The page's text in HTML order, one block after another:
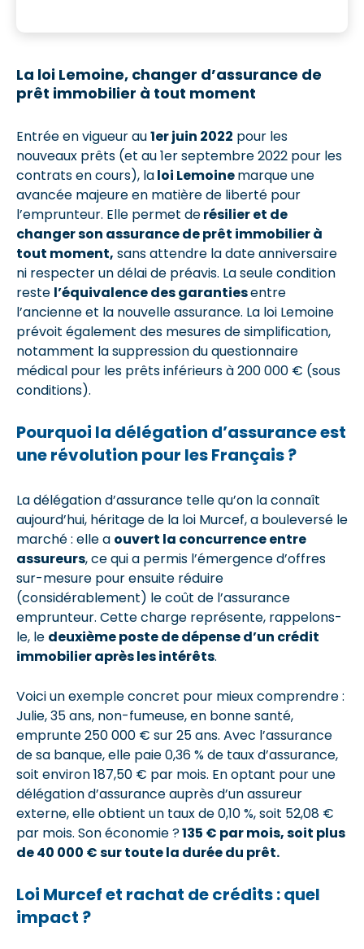
La loi Lemoine, changer d’assurance de
prêt immobilier à tout moment
Entrée en vigueur au1er juin 2022 pour les
nouveaux prêts (et au 1er septembre 2022 pour les
contrats en cours), laloi Lemoinemarque une
avancée majeure en matière de liberté pour
l’emprunteur. Elle permet derésilier et de
changer son assurance de prêt immobilier à
tout moment, sans attendre la date anniversaire
ni respecter un délai de préavis. La seule condition
reste l’équivalence des garantiesentre
l’ancienne et la nouvelle assurance. La loi Lemoine
prévoit également des mesures de simplification,
notamment la suppression du questionnaire
médical pour les prêts inférieurs à 200 000 € (sous
conditions).
Pourquoi la délégation d’assurance est
une révolution pour les Français ?
La délégation d’assurance telle qu’on la connaît
aujourd’hui, héritage de la loi Murcef, a bouleversé le
marché : elle a ouvert la concurrence entre
assureurs, ce qui a permis l’émergence d’offres
sur-mesure pour ensuite réduire
(considérablement) le coût de l’assurance
emprunteur. Cette charge représente, rappelons-
le, le deuxième poste de dépense d’un crédit
immobilier après les intérêts.
Voici un exemple concret pour mieux comprendre :
Julie, 35 ans, non-fumeuse, en bonne santé,
emprunte 250 000 € sur 25 ans. Avec l’assurance
de sa banque, elle paie 0,36 % de taux d’assurance,
soit environ 187,50 € par mois. En optant pour une
délégation d’assurance auprès d’un assureur
externe, elle obtient un taux de 0,10 %, soit 52,08 €
par mois. Son économie ?135 € par mois, soit plus
de 40 000 € sur toute la durée du prêt.
Loi Murcef et rachat de crédits : quel
impact ?